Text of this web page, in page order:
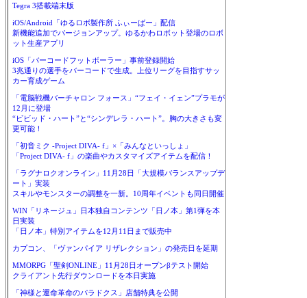
Tegra 3搭載端末版
iOS/Android「ゆるロボ製作所 ふぃーばー」配信
新機能追加でバージョンアップ。ゆるかわロボット登場のロボ
ット生産アプリ
iOS「バーコードフットボーラー」事前登録開始
3兆通りの選手をバーコードで生成。上位リーグを目指すサッ
カー育成ゲーム
「電脳戦機バーチャロン フォース」“フェイ・イェン”プラモが
12月に登場
“ビビッド・ハート”と“シンデレラ・ハート”。胸の大きさも変
更可能！
「初音ミク -Project DIVA- f」×「みんなといっしょ」
「Project DIVA- f」の楽曲やカスタマイズアイテムを配信！
「ラグナロクオンライン」11月28日「大規模バランスアップデ
ート」実装
スキルやモンスターの調整を一新。10周年イベントも同日開催
WIN「リネージュ」日本独自コンテンツ「日ノ本」第1弾を本
日実装
「日ノ本」特別アイテムを12月11日まで販売中
カプコン、「ヴァンパイア リザレクション」の発売日を延期
MMORPG「聖剣ONLINE」11月28日オープンβテスト開始
クライアント先行ダウンロードを本日実施
「神様と運命革命のパラドクス」店舗特典を公開